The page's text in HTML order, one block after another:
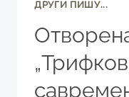
ДРУГИ ПИШУ...